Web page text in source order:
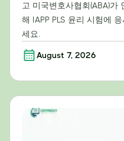
고 미국변호사협회(ABA)가
해 IAPP PLS 윤리 시험에
세요.
August 7, 2026